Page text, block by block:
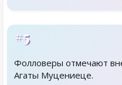
#5
Фолловеры отмечают
Агаты Муцениеце.